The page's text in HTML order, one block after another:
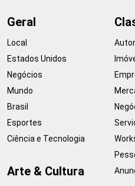
Geral
Local
Estados Unidos
Negócios
Mundo
Brasil
Esportes
Ciência e Tecnologia
Arte & Cultura